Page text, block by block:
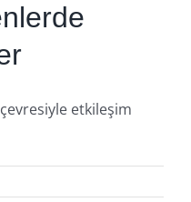
etkileşim